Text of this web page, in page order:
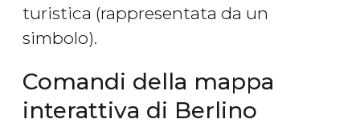
turistica (rappresentata da un
simbolo).
Comandi della mappa
interattiva di Berlino